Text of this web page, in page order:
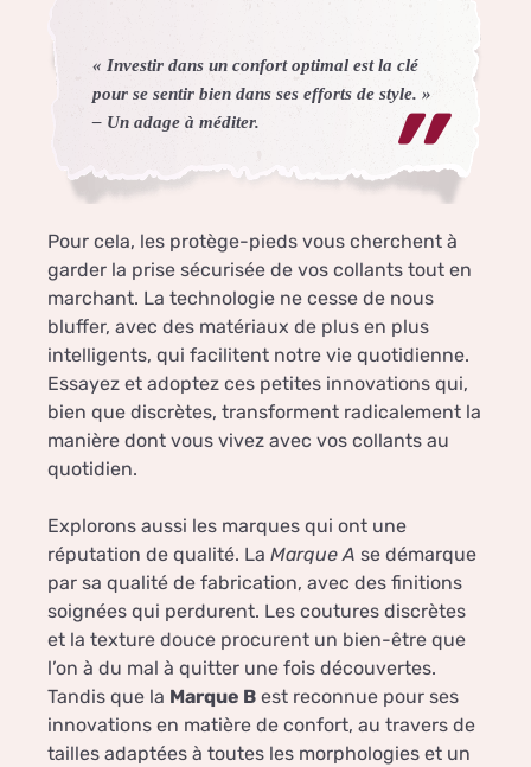
« Investir dans un confort optimal est la clé
pour se sentir bien dans ses efforts de style. »
– Un adage à méditer.
Pour cela, les protège-pieds vous cherchent à
garder la prise sécurisée de vos collants tout en
marchant. La technologie ne cesse de nous
bluffer, avec des matériaux de plus en plus
intelligents, qui facilitent notre vie quotidienne.
Essayez et adoptez ces petites innovations qui,
bien que discrètes, transforment radicalement la
manière dont vous vivez avec vos collants au
quotidien.
Explorons aussi les marques qui ont une
réputation de qualité. La Marque A se démarque
par sa qualité de fabrication, avec des finitions
soignées qui perdurent. Les coutures discrètes
et la texture douce procurent un bien-être que
l’on à du mal à quitter une fois découvertes.
Tandis que la Marque B est reconnue pour ses
innovations en matière de confort, au travers de
tailles adaptées à toutes les morphologies et un